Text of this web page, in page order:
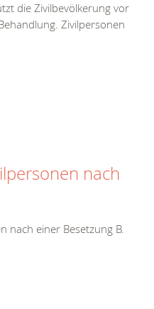
die Zivilbevölkerung vor
Zivilpersonen
nach
nach einer Besetzung B.